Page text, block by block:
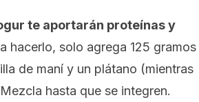
te aportarán proteínas y
hacerlo, solo agrega 125 gramos
de maní y un plátano (mientras
hasta que se integren.